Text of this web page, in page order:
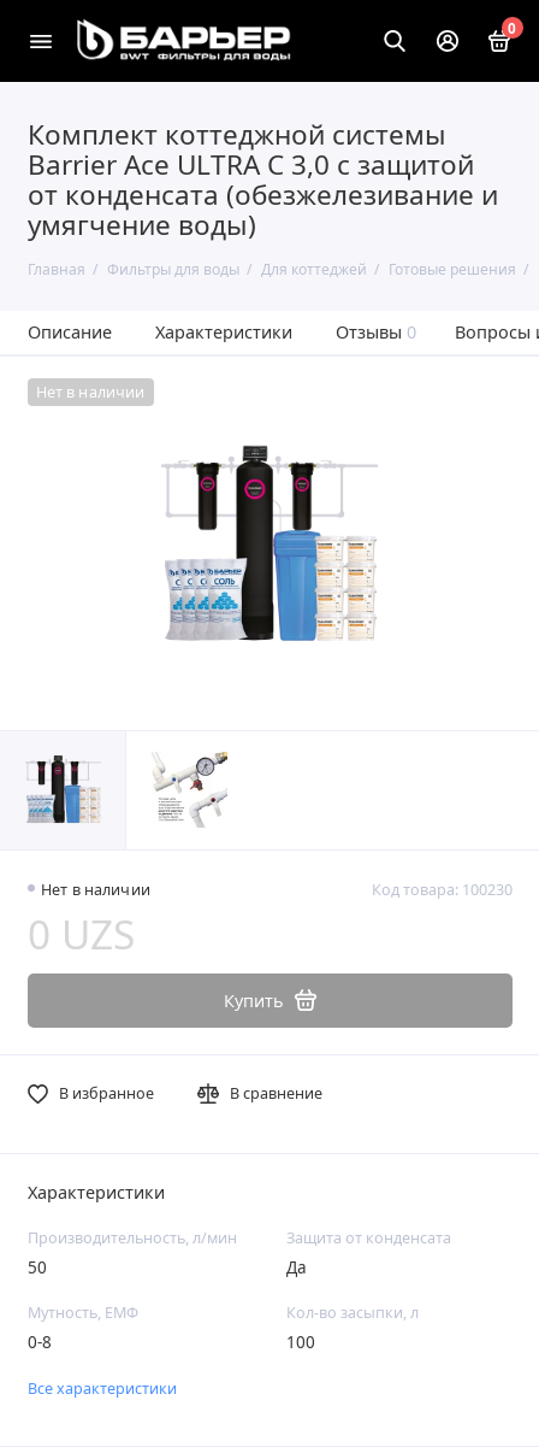
0
Комплект коттеджной системы
Barrier Ace ULTRA C 3,0 с защитой
от конденсата (обезжелезивание и
умягчение воды)
Главная Фильтры для воды Для коттеджей Готовые решения
Описание Характеристики Отзывы 0 Вопросы
Нет в наличии
Нет в наличии Код товара: 100230
0 UZS
Купить
В избранное В сравнение
Характеристики
Производительность, л/мин
50
Защита от конденсата
Да
Мутность, ЕМФ
0-8
Кол-во засыпки, л
100
Все характеристики